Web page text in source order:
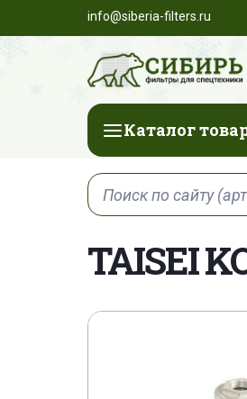
info@siberia-filters.ru
Каталог
TAISEI